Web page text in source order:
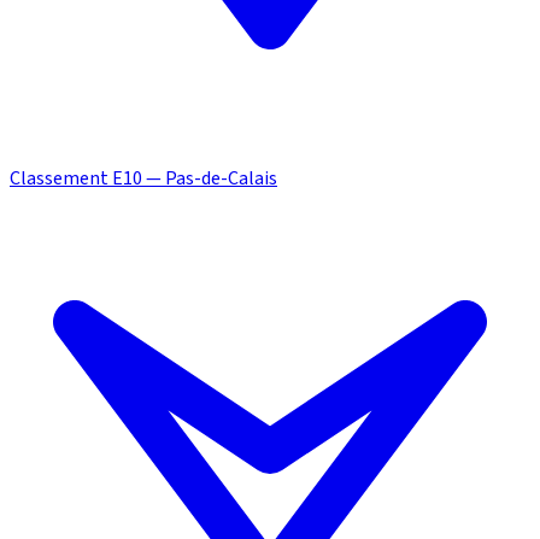
Classement E10 — Pas-de-Calais